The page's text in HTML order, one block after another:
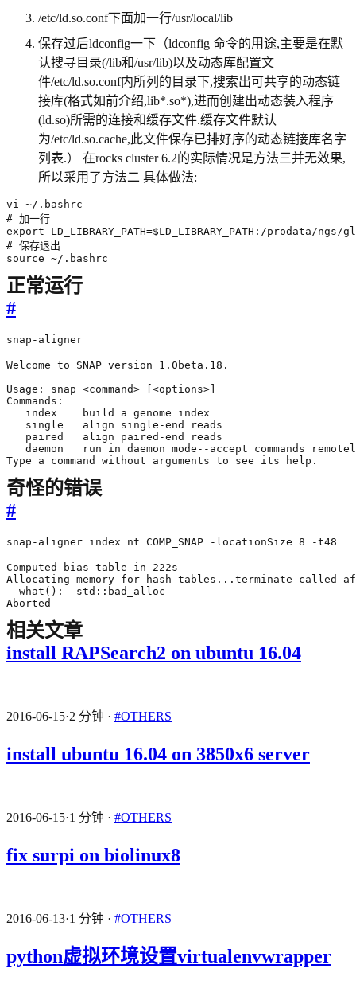
/etc/ld.so.conf下面加一行/usr/local/lib
保存过后ldconfig一下（ldconfig 命令的用途,主要是在默
认搜寻目录(/lib和/usr/lib)以及动态库配置文
件/etc/ld.so.conf内所列的目录下,搜索出可共享的动态链
接库(格式如前介绍,lib*.so*),进而创建出动态装入程序
(ld.so)所需的连接和缓存文件.缓存文件默认
为/etc/ld.so.cache,此文件保存已排好序的动态链接库名字
列表.） 在rocks cluster 6.2的实际情况是方法三并无效果,
所以采用了方法二 具体做法:
source ~/.bashrc
正常运行
#
snap-aligner
Type a command without arguments to see its help.
奇怪的错误
#
snap-aligner index nt COMP_SNAP -locationSize 8 -t48
Aborted
相关文章
install RAPSearch2 on ubuntu 16.04
2016-06-15·2 分钟 · #OTHERS
install ubuntu 16.04 on 3850x6 server
2016-06-15·1 分钟 · #OTHERS
fix surpi on biolinux8
2016-06-13·1 分钟 · #OTHERS
python虚拟环境设置virtualenvwrapper